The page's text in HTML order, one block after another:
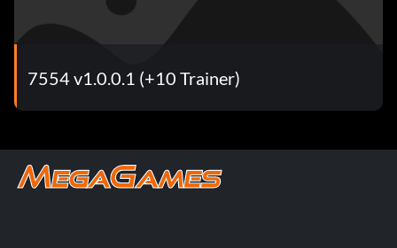
7554 v1.0.0.1 (+10 Trainer)